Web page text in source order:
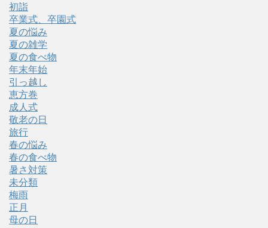
初詣
卒業式、卒園式
夏の悩み
夏の雑学
夏の食べ物
年末年始
引っ越し
恵方巻
成人式
敬老の日
旅行
春の悩み
春の食べ物
暑さ対策
未分類
梅雨
正月
母の日